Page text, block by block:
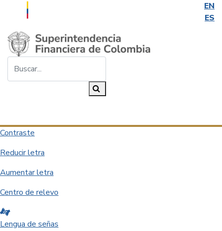
EN
ES
Saltar al contenido principal
Contraste
Reducir letra
Aumentar letra
Centro de relevo
Lengua de señas